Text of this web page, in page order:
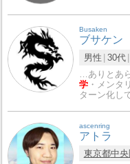
Busaken
ブサケン
男性 30代
…ありとあ
学 ・メンタ
ターン化し
ascenring
アトラ
東京都中央